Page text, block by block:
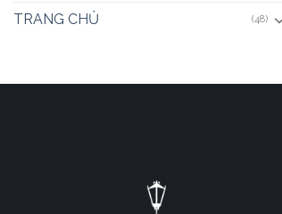
TRANG CHỦ (48)